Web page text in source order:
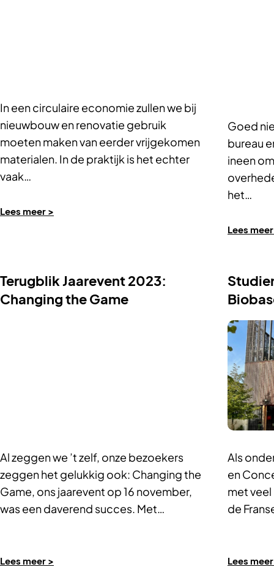
In een circulaire economie zullen we bij
nieuwbouw en renovatie gebruik
moeten maken van eerder vrijgekomen
materialen. In de praktijk is het echter
vaak…
Lees meer >
Goed
bureau
ineen
het…
Lees
Terugblik Jaarevent 2023:
Changing the Game
Al zeggen we ’t zelf, onze bezoekers
zeggen het gelukkig ook: Changing the
Game, ons jaarevent op 16 november,
was een daverend succes. Met…
Lees meer >
Als
en
met
de
Lees